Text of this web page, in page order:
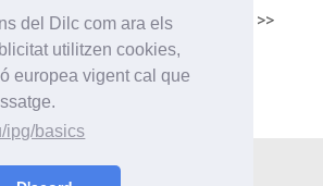
del Dilc com ara els
utilitzen cookies,
europea vigent cal que
ipg/basics
avantguerra >>
Enllaços